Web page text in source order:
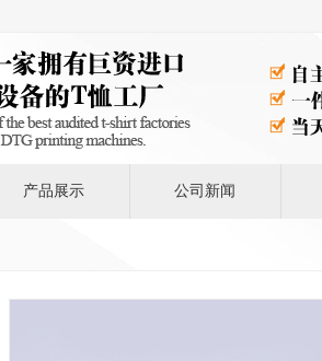
产品展示 公司新闻